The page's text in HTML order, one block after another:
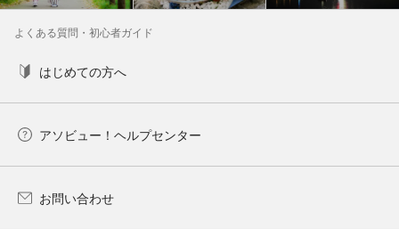
よくある質問・初心者ガイド
はじめての方へ
アソビュー！ヘルプセンター
お問い合わせ